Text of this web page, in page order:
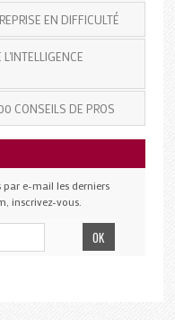
EN DIFFICULTÉ
CONSEILS DE PROS
e-mail les derniers
inscrivez-vous.